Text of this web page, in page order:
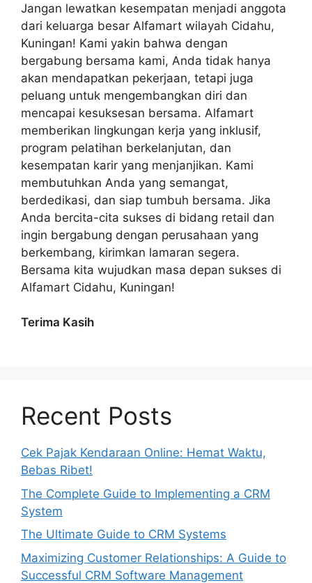
Jangan lewatkan kesempatan menjadi anggota
dari keluarga besar Alfamart wilayah Cidahu,
Kuningan! Kami yakin bahwa dengan
bergabung bersama kami, Anda tidak hanya
akan mendapatkan pekerjaan, tetapi juga
peluang untuk mengembangkan diri dan
mencapai kesuksesan bersama. Alfamart
memberikan lingkungan kerja yang inklusif,
program pelatihan berkelanjutan, dan
kesempatan karir yang menjanjikan. Kami
membutuhkan Anda yang semangat,
berdedikasi, dan siap tumbuh bersama. Jika
Anda bercita-cita sukses di bidang retail dan
ingin bergabung dengan perusahaan yang
berkembang, kirimkan lamaran segera.
Bersama kita wujudkan masa depan sukses di
Alfamart Cidahu, Kuningan!
Terima Kasih
Recent Posts
Cek Pajak Kendaraan Online: Hemat Waktu,
Bebas Ribet!
The Complete Guide to Implementing a CRM
System
The Ultimate Guide to CRM Systems
Maximizing Customer Relationships: A Guide to
Successful CRM Software Management